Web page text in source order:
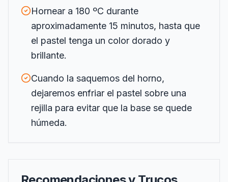
Hornear a 180 ºC durante
aproximadamente 15 minutos, hasta que
el pastel tenga un color dorado y
brillante.
Cuando la saquemos del horno,
dejaremos enfriar el pastel sobre una
rejilla para evitar que la base se quede
húmeda.